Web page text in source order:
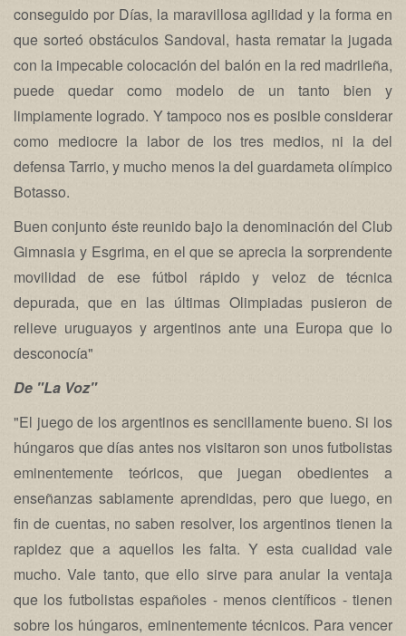
conseguido por Días, la maravillosa agilidad y la forma en
que sorteó obstáculos Sandoval, hasta rematar la jugada
con la impecable colocación del balón en la red madrileña,
puede quedar como modelo de un tanto bien y
limpiamente logrado. Y tampoco nos es posible considerar
como mediocre la labor de los tres medios, ni la del
defensa Tarrio, y mucho menos la del guardameta olímpico
Botasso.
Buen conjunto éste reunido bajo la denominación del Club
Gimnasia y Esgrima, en el que se aprecia la sorprendente
movilidad de ese fútbol rápido y veloz de técnica
depurada, que en las últimas Olimpiadas pusieron de
relieve uruguayos y argentinos ante una Europa que lo
desconocía"
De "La Voz"
"El juego de los argentinos es sencillamente bueno. Si los
húngaros que días antes nos visitaron son unos futbolistas
eminentemente teóricos, que juegan obedientes a
enseñanzas sabiamente aprendidas, pero que luego, en
fin de cuentas, no saben resolver, los argentinos tienen la
rapidez que a aquellos les falta. Y esta cualidad vale
mucho. Vale tanto, que ello sirve para anular la ventaja
que los futbolistas españoles - menos científicos - tienen
sobre los húngaros, eminentemente técnicos. Para vencer